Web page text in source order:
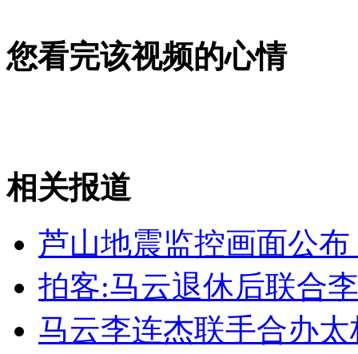
外交部：反对强权政治霸凌主义
外交部：有关国家言论片面不公正
安徽一实载49人客车翻车
您看完该视频的心情
相关报道
芦山地震监控画面公
拍客:马云退休后联合
马云李连杰联手合办太